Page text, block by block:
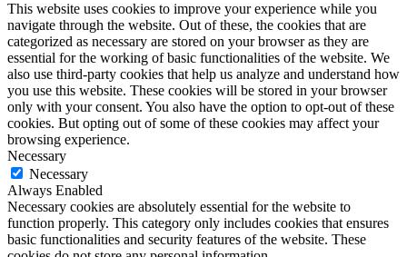
This website uses cookies to improve your experience while you
navigate through the website. Out of these, the cookies that are
categorized as necessary are stored on your browser as they are
essential for the working of basic functionalities of the website. We
also use third-party cookies that help us analyze and understand how
you use this website. These cookies will be stored in your browser
only with your consent. You also have the option to opt-out of these
cookies. But opting out of some of these cookies may affect your
browsing experience.
Necessary
Necessary
Always Enabled
Necessary cookies are absolutely essential for the website to
function properly. This category only includes cookies that ensures
basic functionalities and security features of the website. These